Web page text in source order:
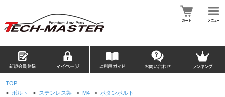
TOP
> ボルト > ステンレス製 > M4 > ボタンボルト